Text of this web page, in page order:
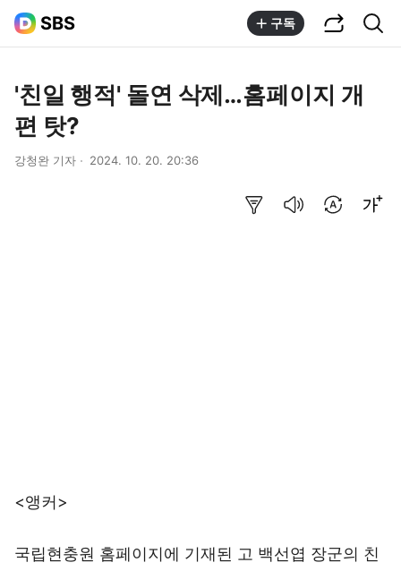
SBS 구독
'친일 행적' 돌연 삭제…홈페이지 개
편 탓?
강청완 기자 2024. 10. 20. 20:36
<앵커>
국립현충원 홈페이지에 기재된 고 백선엽 장군의 친